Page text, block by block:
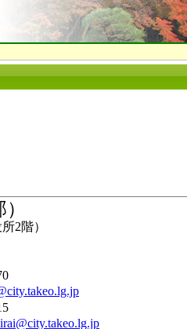
2階）